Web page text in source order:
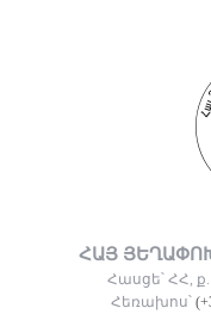
ՀԱՅ
Հասցե՝ ՀՀ,
Հեռախոս՝